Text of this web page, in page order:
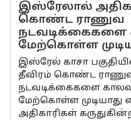
இஸ்ரேலால் அதிக
கொண்ட ராணுவ
மேற்கொள்ள
இஸ்ரேல் காசா
தீவிரம் கொண்ட
நடவடிக்கைகளை
மேற்கொள்ள முடியாது
அதிகாரிகள்